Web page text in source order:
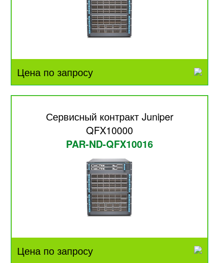
Цена по запросу
Сервисный контракт Juniper
QFX10000
PAR-ND-QFX10016
Цена по запросу